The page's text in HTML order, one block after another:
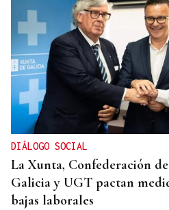
DIÁLOGO SOCIAL
La Xunta, Confederación
Galicia y UGT pactan
bajas laborales